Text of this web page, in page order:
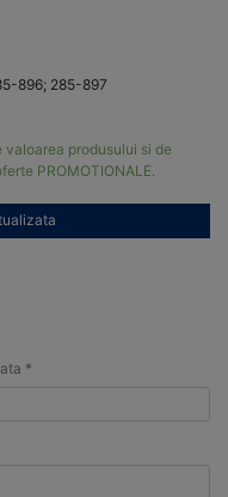
896; 285-897
valoarea produsului si de
PROMOTIONALE.
*